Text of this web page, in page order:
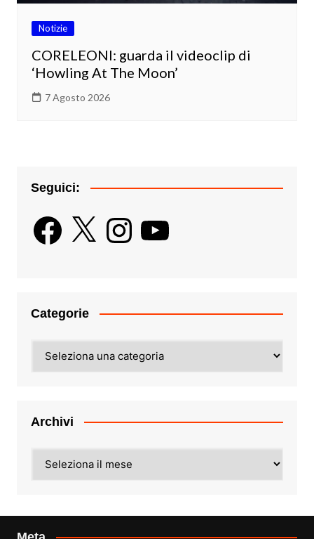
Notizie
CORELEONI: guarda il videoclip di
‘Howling At The Moon’
7 Agosto 2026
Seguici:
Facebook
X InstagramYouTube
Categorie
Archivi